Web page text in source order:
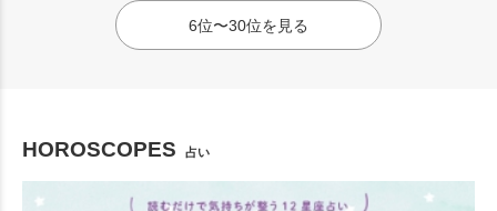
6位〜30位を見る
HOROSCOPES 占い